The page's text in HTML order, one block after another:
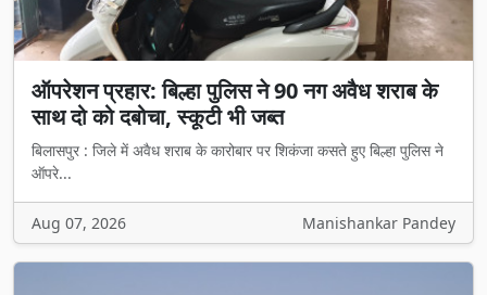
ऑपरेशन प्रहार: बिल्हा पुलिस ने 90 नग अवैध शराब के
साथ दो को दबोचा, स्कूटी भी जब्त
बिलासपुर : जिले में अवैध शराब के कारोबार पर शिकंजा कसते हुए बिल्हा पुलिस ने
ऑपरे...
Aug 07, 2026 Manishankar Pandey